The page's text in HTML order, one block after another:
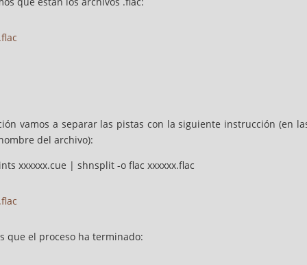
vamos a separar las pistas con la siguiente instrucción (en
del archivo):
xxxxxx.cue | shnsplit -o flac xxxxxx.flac
que el proceso ha terminado: